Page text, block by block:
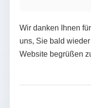
Wir danken Ihnen
uns, Sie bald
Website begrüßen